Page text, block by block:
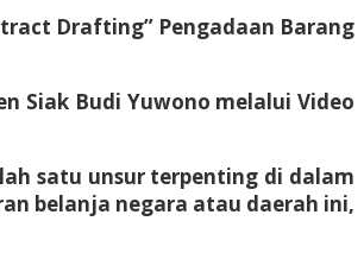
Drafting” Pengadaan Barang
Siak Budi Yuwono melalui Video
satu unsur terpenting di dalam
belanja negara atau daerah ini,